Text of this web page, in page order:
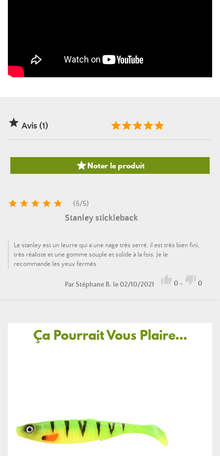
 Avis (1)
Noter le produit
     (5/5)
Stanley stickleback
Le stanley est un leurre qui a une nage très serré, il est très bien fini,
très réaliste et une gomme souple et solide à la fois. Je le
recommande les yeux fermés
Par Stéphane B. le 02/10/2021  0 -  0
Ça Pourrait Vous Plaire...